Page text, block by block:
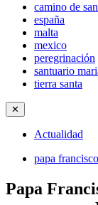
camino de
españa
malta
mexico
peregrinación
santuario
tierra santa
✕
Actualidad
papa francisco
Papa